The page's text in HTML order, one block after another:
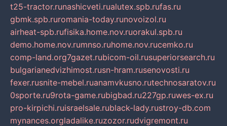
t25-tractor.runashicveti.rualutex.spb.rufas.ru
gbmk.spb.ruromania-today.runovoizol.ru
airheat-spb.rufisika.home.nov.ruorakul.spb.ru
demo.home.nov.rumnso.ruhome.nov.rucemko.ru
comp-land.org7gazet.rubicom-oil.rusuperiorsearch.ru
bulgarianedvizhimost.rusn-hram.rusenovosti.ru
fexer.rusnite-mebel.ruanamvkusno.rutechnosaratov.ru
0sporte.ru9rota-game.rubigbad.ru227gp.ruwes-ex.ru
pro-kirpichi.ruisraelsale.rublack-lady.rustroy-db.com
mynances.orgladalike.ruzozor.rudvigremont.ru